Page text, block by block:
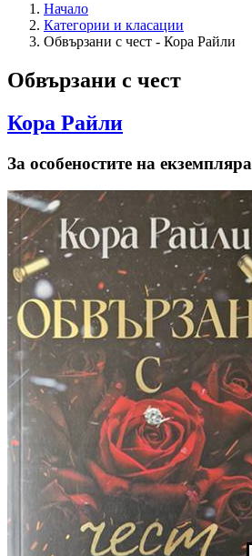
Начало
Категории и класации
Обвързани с чест - Кора Райли
Обвързани с чест
Кора Райли
За особеностите на екземпляра